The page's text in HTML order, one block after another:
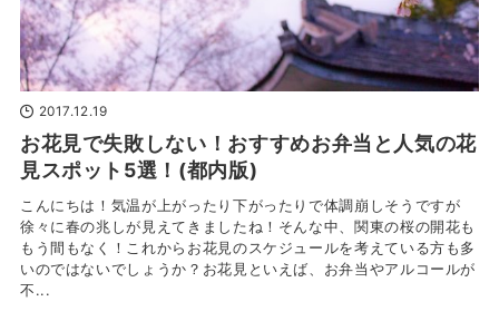
2017.12.19
お花見で失敗しない！おすすめお弁当と人気の花
見スポット5選！(都内版)
こんにちは！気温が上がったり下がったりで体調崩しそうですが
徐々に春の兆しが見えてきましたね！そんな中、関東の桜の開花も
もう間もなく！これからお花見のスケジュールを考えている方も多
いのではないでしょうか？お花見といえば、お弁当やアルコールが
不...